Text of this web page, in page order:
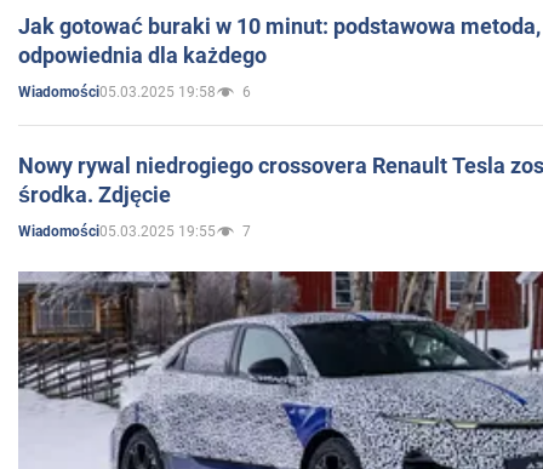
Jak gotować buraki w 10 minut: podstawowa
odpowiednia dla każdego
Wiadomości05.03.2025 19:58 6
Nowy rywal niedrogiego crossovera Renault Tesla
środka. Zdjęcie
Wiadomości05.03.2025 19:55 7